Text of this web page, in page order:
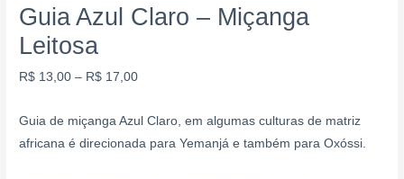
Guia Azul Claro – Miçanga
Leitosa
R$ 13,00 – R$ 17,00
Guia de miçanga Azul Claro, em algumas culturas de matriz
africana é direcionada para Yemanjá e também para Oxóssi.